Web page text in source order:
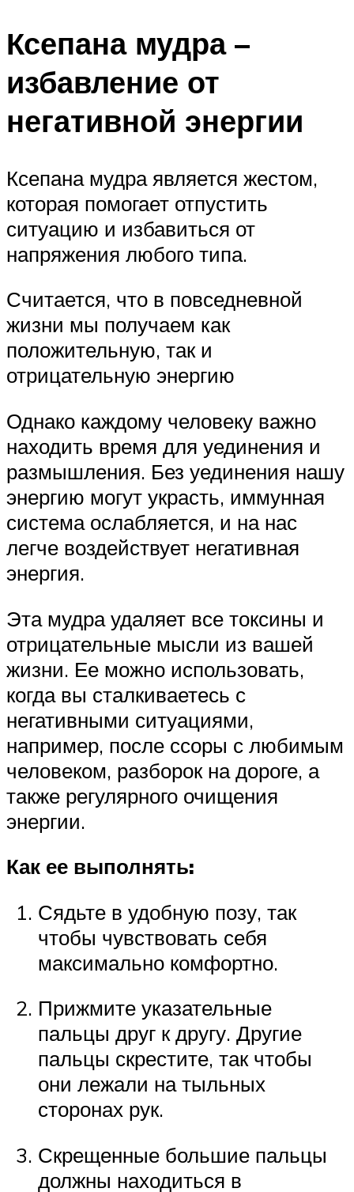
Ксепана мудра –
избавление от
негативной энергии
Ксепана мудра является жестом,
которая помогает отпустить
ситуацию и избавиться от
напряжения любого типа.
Считается, что в повседневной
жизни мы получаем как
положительную, так и
отрицательную энергию
Однако каждому человеку важно
находить время для уединения и
размышления. Без уединения нашу
энергию могут украсть, иммунная
система ослабляется, и на нас
легче воздействует негативная
энергия.
Эта мудра удаляет все токсины и
отрицательные мысли из вашей
жизни. Ее можно использовать,
когда вы сталкиваетесь с
негативными ситуациями,
например, после ссоры с любимым
человеком, разборок на дороге, а
также регулярного очищения
энергии.
Как ее выполнять:
Сядьте в удобную позу, так
чтобы чувствовать себя
максимально комфортно.
Прижмите указательные
пальцы друг к другу. Другие
пальцы скрестите, так чтобы
они лежали на тыльных
сторонах рук.
Скрещенные большие пальцы
должны находиться в